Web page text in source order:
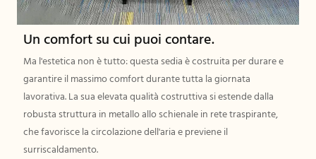
Un comfort su cui puoi contare.
Ma l'estetica non è tutto: questa sedia è costruita per durare e
garantire il massimo comfort durante tutta la giornata
lavorativa. La sua elevata qualità costruttiva si estende dalla
robusta struttura in metallo allo schienale in rete traspirante,
che favorisce la circolazione dell'aria e previene il
surriscaldamento.